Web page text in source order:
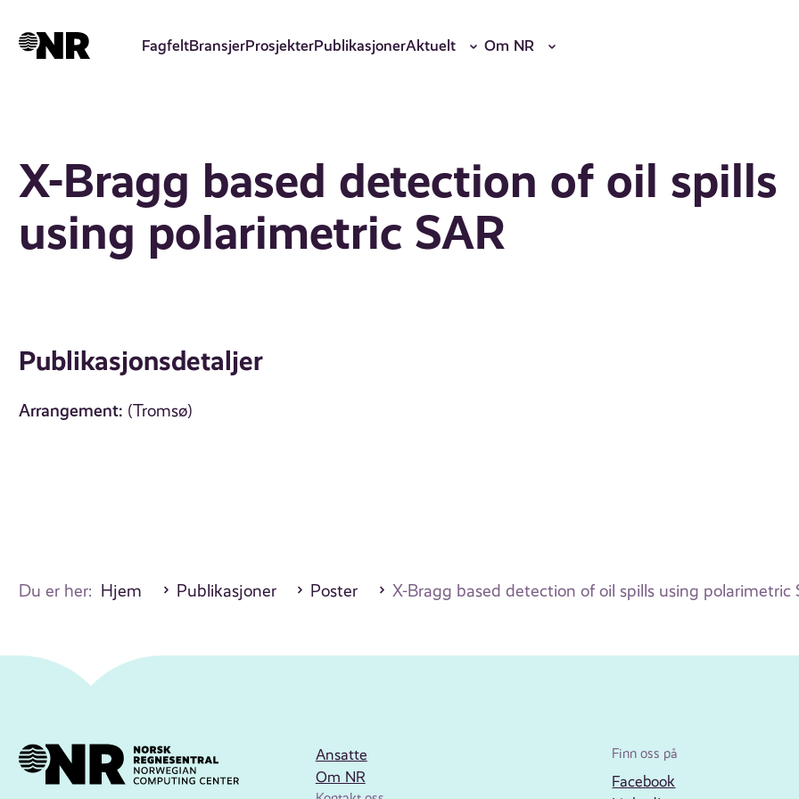
hovedinnhold
FagfeltBransjerProsjekterPublikasjonerAktuelt Om NR
X-Bragg based detection of oil spills
using polarimetric SAR
Publikasjonsdetaljer
Arrangement: (Tromsø)
Du er her: Hjem Publikasjoner Poster X-Bragg based detection of oil spills using polarimetric
Ansatte
Om NR
Finn oss på
Facebook